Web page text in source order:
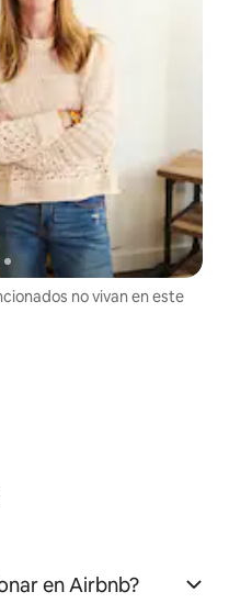
no vivan en este
en Airbnb?